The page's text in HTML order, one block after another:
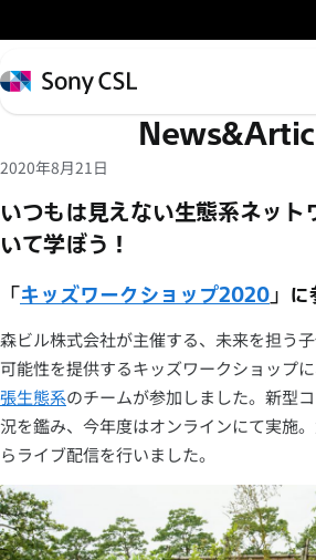
イ
ン
コ
テ
ツ
へ
キ
ッ
プ
Sony
CSL
2020年8月21日
いつもは見えない生態系ネット
いて学ぼう！
「キッズワークショップ2020」に
森ビル株式会社が主催する、未来を担う
可能性を提供するキッズワークショップ
張生態系のチームが参加しました。新型
況を鑑み、今年度はオンラインにて実施
らライブ配信を行いました。